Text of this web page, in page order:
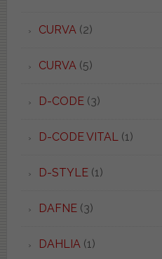
CURVA(2)
CURVA(5)
D-CODE(3)
D-CODE VITAL(1)
D-STYLE(1)
DAFNE(3)
DAHLIA(1)